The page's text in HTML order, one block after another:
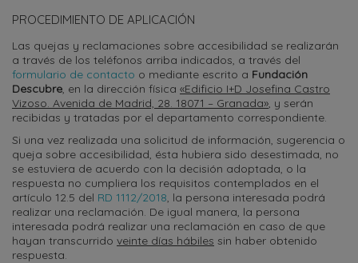
PROCEDIMIENTO DE APLICACIÓN
Las quejas y reclamaciones sobre accesibilidad se realizarán
a través de los teléfonos arriba indicados, a través del
formulario de contacto o mediante escrito a Fundación
Descubre , en la dirección física «Edificio I+D Josefina Castro
Vizoso. Avenida de Madrid, 28. 18071 – Granada» , y serán
recibidas y tratadas por el departamento correspondiente.
Si una vez realizada una solicitud de información, sugerencia o
queja sobre accesibilidad, ésta hubiera sido desestimada, no
se estuviera de acuerdo con la decisión adoptada, o la
respuesta no cumpliera los requisitos contemplados en el
artículo 12.5 del RD 1112/2018 , la persona interesada podrá
realizar una reclamación. De igual manera, la persona
interesada podrá realizar una reclamación en caso de que
hayan transcurrido veinte días hábiles sin haber obtenido
respuesta.